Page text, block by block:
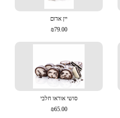
יין אדום
₪79.00
סושי אוראו חלבי
₪65.00